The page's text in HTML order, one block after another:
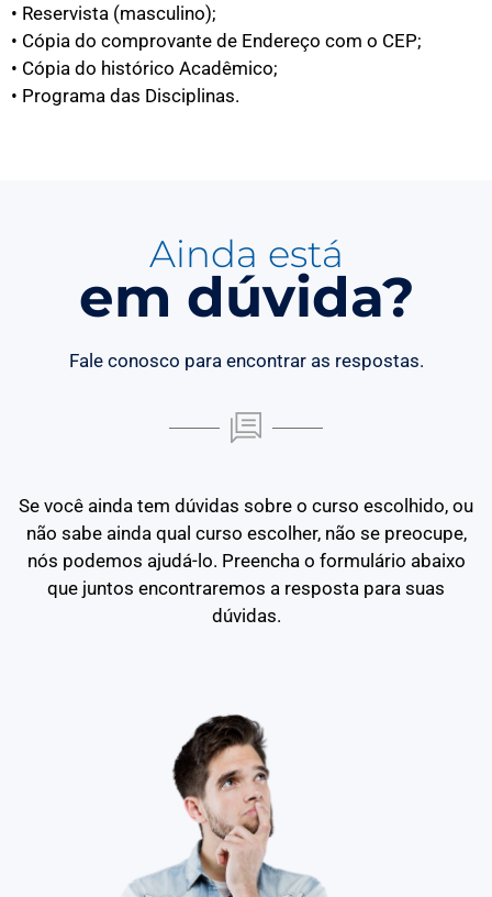
• Reservista (masculino);
• Cópia do comprovante de Endereço com o CEP;
• Cópia do histórico Acadêmico;
• Programa das Disciplinas.
Ainda está
em dúvida?
Fale conosco para encontrar as respostas.
Se você ainda tem dúvidas sobre o curso escolhido, ou
não sabe ainda qual curso escolher, não se preocupe,
nós podemos ajudá-lo. Preencha o formulário abaixo
que juntos encontraremos a resposta para suas
dúvidas.